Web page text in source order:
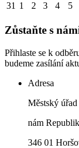
31 1 2 3 4 5
Zůstaňte s
Přihlaste se k
budeme zasílání
Adresa
Městský
nám
346 01